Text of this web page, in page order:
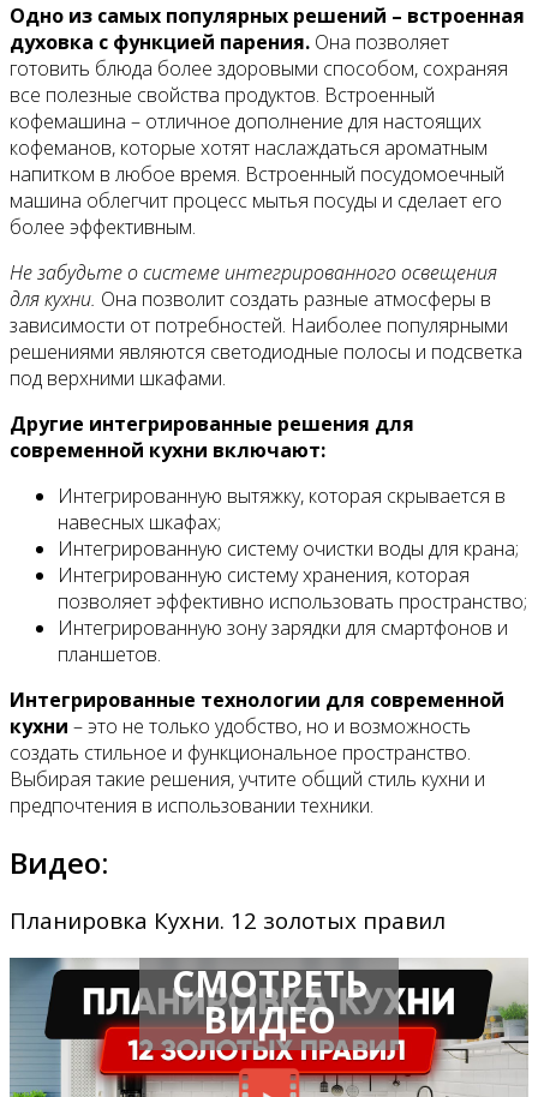
Одно из самых популярных решений – встроенная
духовка с функцией парения. Она позволяет
готовить блюда более здоровыми способом, сохраняя
все полезные свойства продуктов. Встроенный
кофемашина – отличное дополнение для настоящих
кофеманов, которые хотят наслаждаться ароматным
напитком в любое время. Встроенный посудомоечный
машина облегчит процесс мытья посуды и сделает его
более эффективным.
Не забудьте о системе интегрированного освещения
для кухни. Она позволит создать разные атмосферы в
зависимости от потребностей. Наиболее популярными
решениями являются светодиодные полосы и подсветка
под верхними шкафами.
Другие интегрированные решения для
современной кухни включают:
Интегрированную вытяжку, которая скрывается в
навесных шкафах;
Интегрированную систему очистки воды для крана;
Интегрированную систему хранения, которая
позволяет эффективно использовать пространство;
Интегрированную зону зарядки для смартфонов и
планшетов.
Интегрированные технологии для современной
кухни – это не только удобство, но и возможность
создать стильное и функциональное пространство.
Выбирая такие решения, учтите общий стиль кухни и
предпочтения в использовании техники.
Видео:
Планировка Кухни. 12 золотых правил
СМОТРЕТЬ
ВИДЕО